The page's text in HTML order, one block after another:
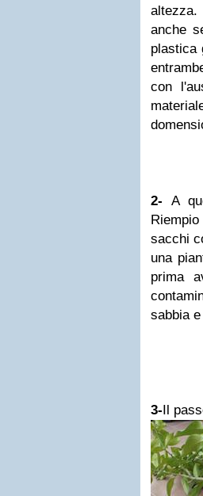
anche
plastica
con
2- A
sacchi
una
prima
sabbia
3-Il